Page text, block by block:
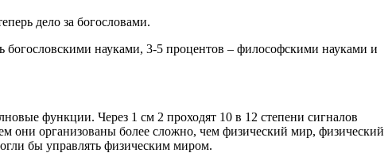
дело за богословами.
науками, 3-5 процентов – философскими науками и
функции. Через 1 см 2 проходят 10 в 12 степени сигналов
они организованы более сложно, чем физический мир, физический
бы управлять физическим миром.